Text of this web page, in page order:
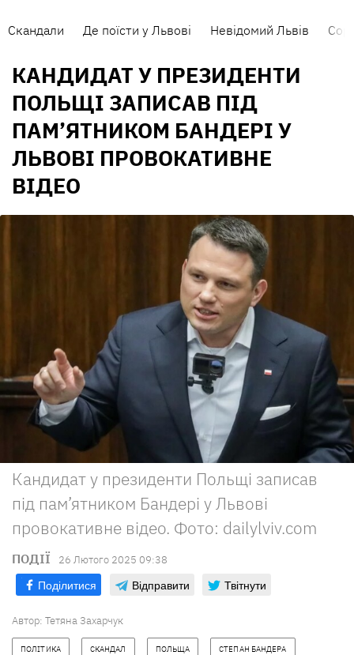
Скандали Де поїсти у Львові Невідомий Львів
КАНДИДАТ У ПРЕЗИДЕНТИ
ПОЛЬЩІ ЗАПИСАВ ПІД
ПАМ’ЯТНИКОМ БАНДЕРІ У
ЛЬВОВІ ПРОВОКАТИВНЕ
ВІДЕО
Кандидат у президенти Польщі записав
під пам’ятником Бандері у Львові
провокативне відео. Фото: dailylviv.com
ПОДІЇ 26 Лютого 2025 09:38
Поділитися Відправити Твітнути
Автор: Тетяна Захарчук
ПОЛІТИКА СКАНДАЛ ПОЛЬЩА СТЕПАН БАНДЕРА